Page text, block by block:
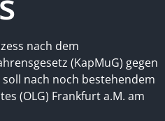
nach dem
(KapMuG) gegen
nach noch bestehendem
(OLG) Frankfurt a.M. am